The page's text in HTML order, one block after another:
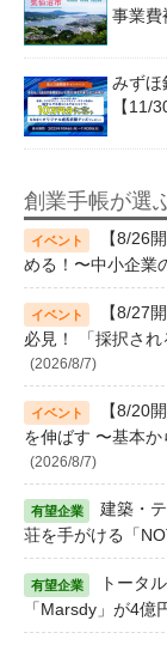
事業費
みずほ
【11/
創業手帳が選
【8/26
める！〜中小企業
【8/27
必見！ 「採択され
(2026/8/7)
【8/20
を伸ばす 〜基本か
(2026/8/7)
建築・
荘を手がける「
トータ
「Marsdy」が4億